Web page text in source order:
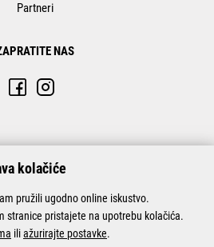
Partneri
NAS
Projekt 2026
kolačiće
pružili ugodno online iskustvo.
stranice pristajete na upotrebu kolačića.
iliažurirajte postavke.